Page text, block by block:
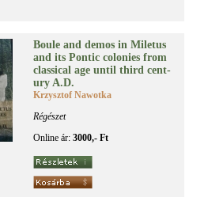
Boule and de­mos in Mi­le­tus
and its Pon­tic co­lo­ni­es from
clas­si­cal age un­til third cent­
ury A.D.
Krzysztof Nawotka
Régészet
Online ár: 3000,- Ft